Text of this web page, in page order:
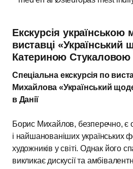
Екскурсія
виставці «Український
Катериною Стукаловою
Спеціальна екскурсія по
Михайлова «Український
в Данії
Борис Михайлов, безперечно, є
і найшанованіших українських
художників у світі. Однак його
викликає дискусії та